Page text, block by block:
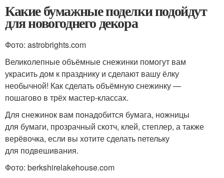
Какие бумажные поделки подойдут
для новогоднего декора
Фото: astrobrights.com
Великолепные объёмные снежинки помогут вам
украсить дом к празднику и сделают вашу ёлку
необычной! Как сделать объёмную снежинку —
пошагово в трёх мастер-классах.
Для снежинок вам понадобится бумага, ножницы
для бумаги, прозрачный скотч, клей, степлер, а также
верёвочка, если вы хотите сделать петельку
для подвешивания.
Фото: berkshirelakehouse.com